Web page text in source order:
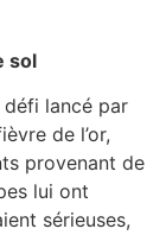
sol
défi lancé par
de l’or,
provenant de
lui ont
sérieuses,